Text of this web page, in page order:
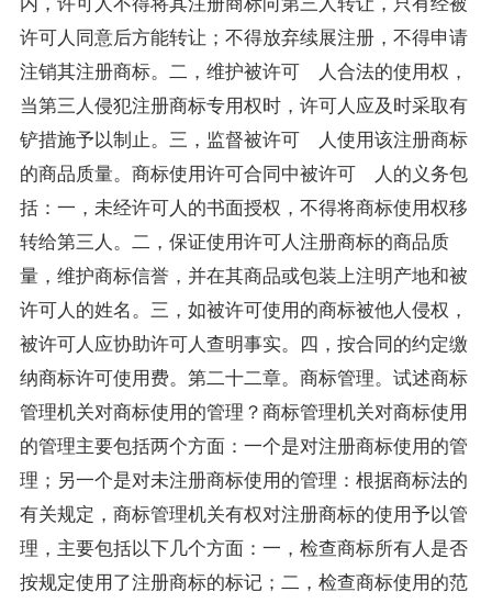
许可人同意后方能转让；不得放弃续展注册，不得申请
注销其注册商标。二，维护被许可 人合法的使用权，
当第三人侵犯注册商标专用权时，许可人应及时采取有
铲措施予以制止。三，监督被许可 人使用该注册商标
的商品质量。商标使用许可合同中被许可 人的义务包
括：一，未经许可人的书面授权，不得将商标使用权移
转给第三人。二，保证使用许可人注册商标的商品质
量，维护商标信誉，并在其商品或包装上注明产地和被
许可人的姓名。三，如被许可使用的商标被他人侵权，
被许可人应协助许可人查明事实。四，按合同的约定缴
纳商标许可使用费。第二十二章。商标管理。试述商标
管理机关对商标使用的管理？商标管理机关对商标使用
的管理主要包括两个方面：一个是对注册商标使用的管
理；另一个是对未注册商标使用的管理：根据商标法的
有关规定，商标管理机关有权对注册商标的使用予以管
理，主要包括以下几个方面：一，检查商标所有人是否
按规定使用了注册商标的标记；二，检查商标使用的范